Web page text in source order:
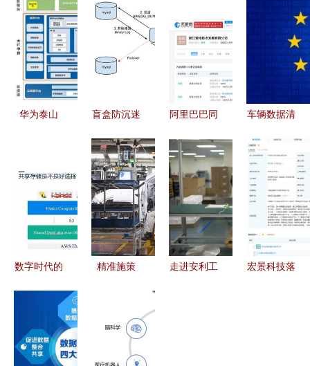
华为泰山
搭载鲲鹏
920，开启
数据处理服
务新篇章
盲盒防沉迷
数据处理服
务的设计与
实现
阿里巴巴同
新数据科技
公司，数据
处理服务迎
来战略升级
车辆数据清
筑企业与个
人数据安全
的坚实防线
数字时代的
分布式多协
议统一存储
与数据处理
精准施策
控护航复工
走进安利工
宏景科技落